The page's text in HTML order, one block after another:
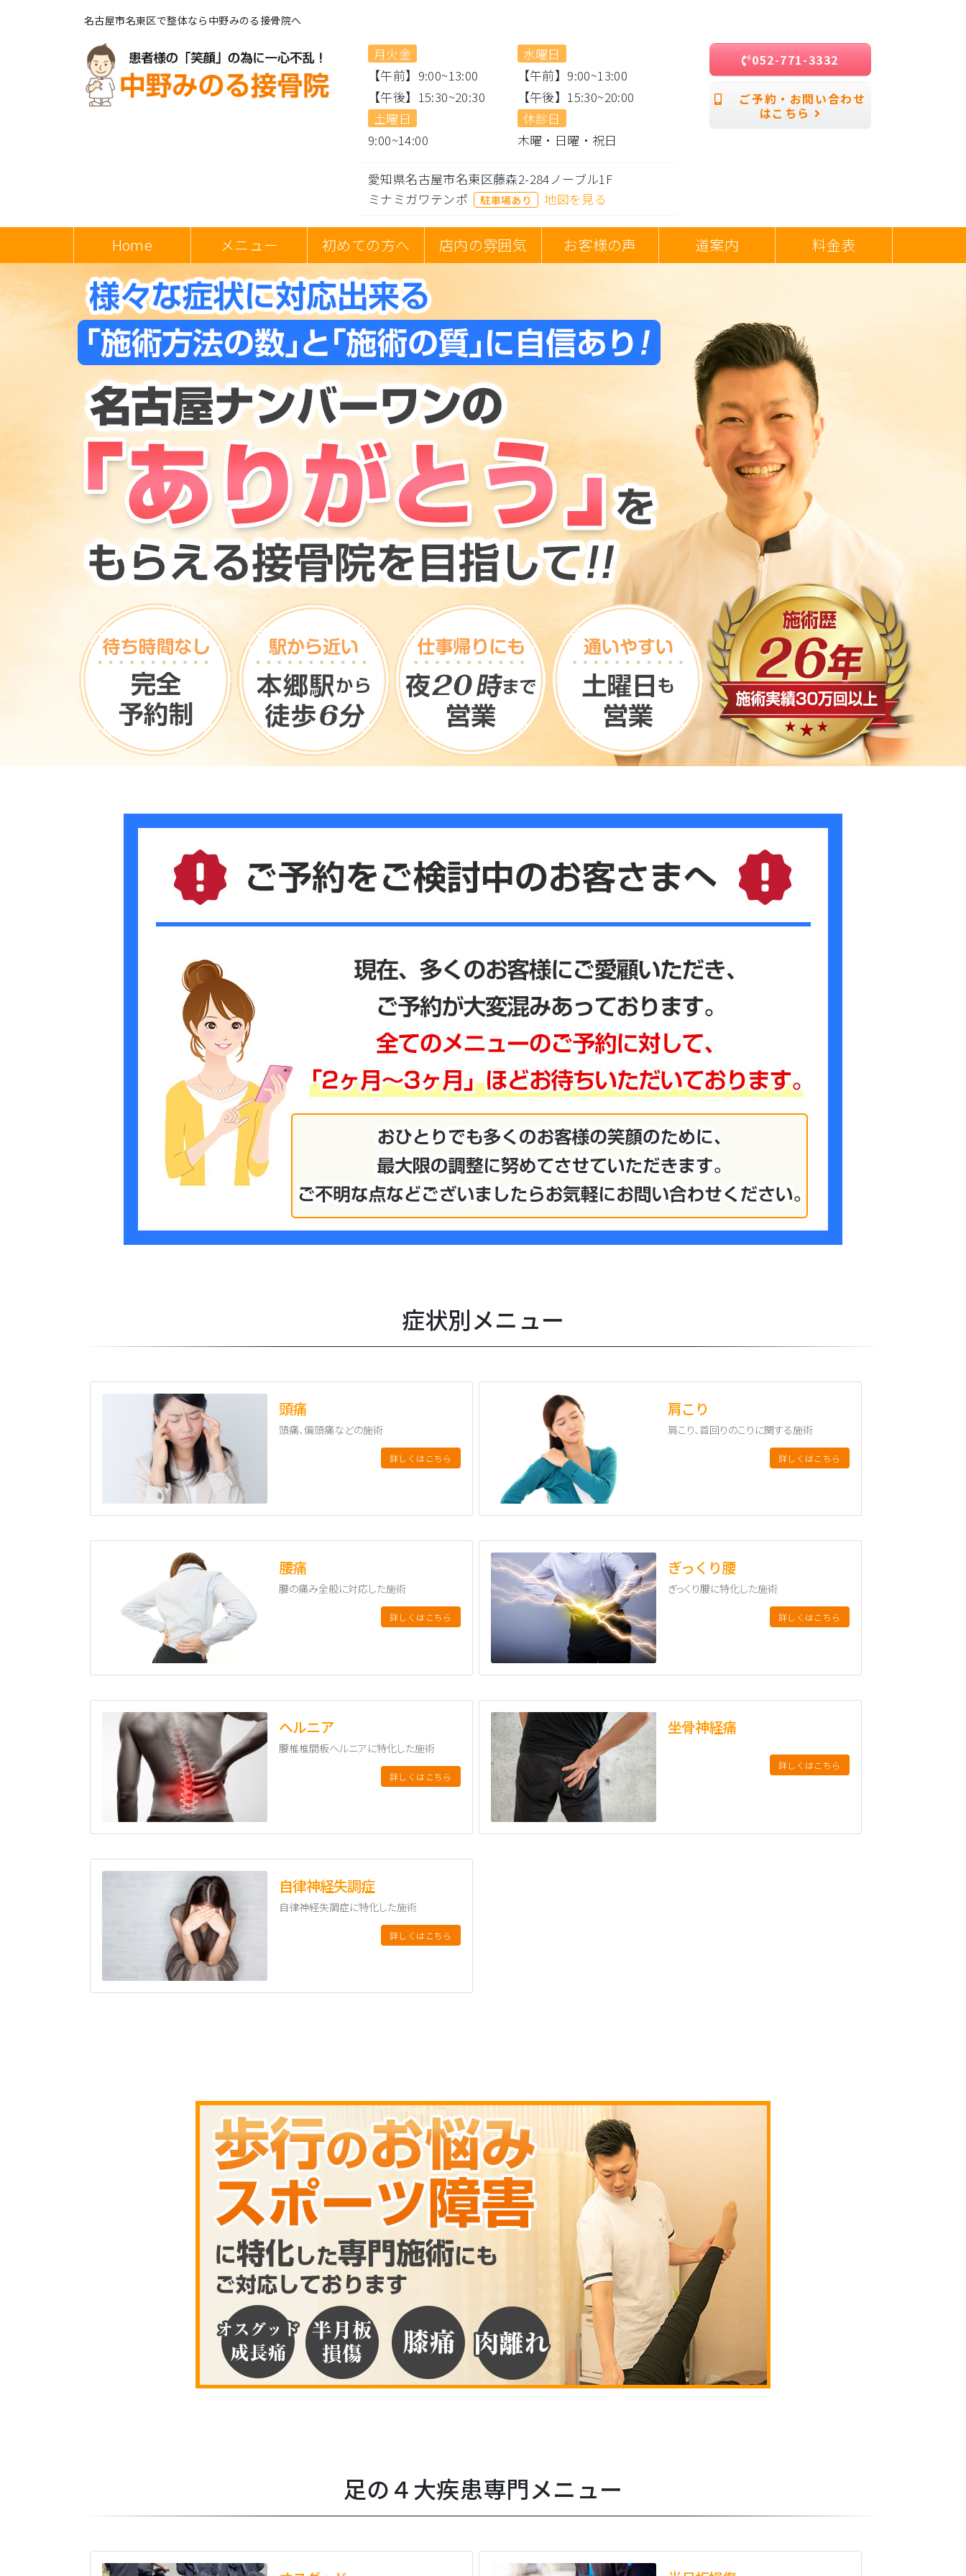
名古屋市名東区で整体なら中野みのる接骨院へ
月火金
【午前】9:00~13:00
【午後】15:30~20:30
水曜日
【午前】9:00~13:00
【午後】15:30~20:00
土曜日
9:00~14:00
休診日
木曜・日曜・祝日
愛知県名古屋市名東区藤森2-284ノーブル1F
ミナミガワテンポ
駐車場あり 地図を見る
052-771-3332
ご予約・お問い合わせ
はこちら
Home メニュー 初めての方へ 店内の雰囲気 お客様の声 道案内 料金表
症状別メニュー
頭痛
頭痛、偏頭痛などの施術
詳しくはこちら
肩こり
肩こり、首回りのこりに関する施術
詳しくはこちら
腰痛
腰の痛み全般に対応した施術
詳しくはこちら
ぎっくり腰
ぎっくり腰に特化した施術
詳しくはこちら
ヘルニア
腰椎椎間板ヘルニアに特化した施術
詳しくはこちら
坐骨神経痛
詳しくはこちら
自律神経失調症
自律神経失調症に特化した施術
詳しくはこちら
足の４大疾患専門メニュー